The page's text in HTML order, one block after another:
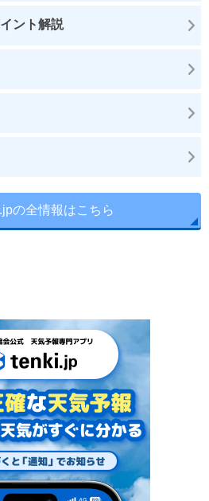
ント解説
の全情報はこちら